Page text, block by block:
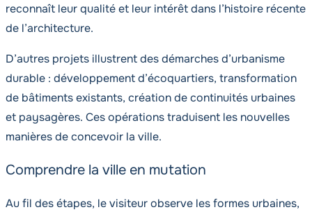
reconnaît leur qualité et leur intérêt dans l’histoire récente
de l’architecture.
D’autres projets illustrent des démarches d’urbanisme
durable : développement d’écoquartiers, transformation
de bâtiments existants, création de continuités urbaines
et paysagères. Ces opérations traduisent les nouvelles
manières de concevoir la ville.
Comprendre la ville en mutation
Au fil des étapes, le visiteur observe les formes urbaines,